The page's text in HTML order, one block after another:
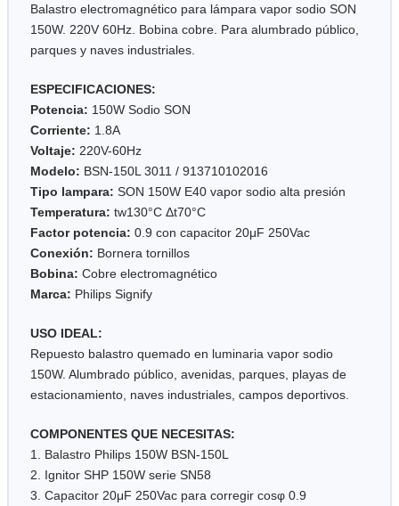
Balastro electromagnético para lámpara vapor sodio SON
150W. 220V 60Hz. Bobina cobre. Para alumbrado público,
parques y naves industriales.
ESPECIFICACIONES:
Potencia: 150W Sodio SON
Corriente: 1.8A
Voltaje: 220V-60Hz
Modelo: BSN-150L 3011 / 913710102016
Tipo lampara: SON 150W E40 vapor sodio alta presión
Temperatura: tw130°C Δt70°C
Factor potencia: 0.9 con capacitor 20μF 250Vac
Conexión: Bornera tornillos
Bobina: Cobre electromagnético
Marca: Philips Signify
USO IDEAL:
Repuesto balastro quemado en luminaria vapor sodio
150W. Alumbrado público, avenidas, parques, playas de
estacionamiento, naves industriales, campos deportivos.
COMPONENTES QUE NECESITAS:
1. Balastro Philips 150W BSN-150L
2. Ignitor SHP 150W serie SN58
3. Capacitor 20μF 250Vac para corregir cosφ 0.9